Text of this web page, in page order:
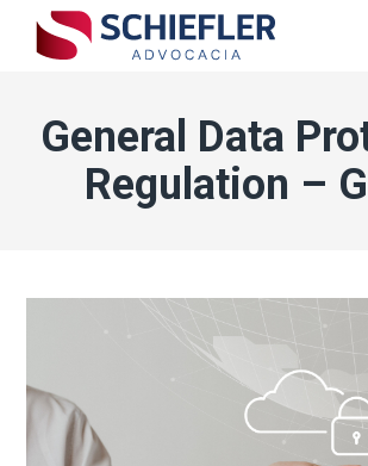
General Data
Regulation –